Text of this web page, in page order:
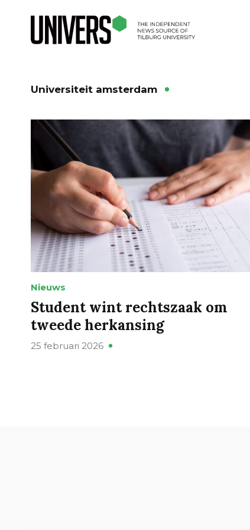
Universiteit amsterdam
Nieuws
Student wint rechtszaak om
tweede herkansing
25 februari 2026